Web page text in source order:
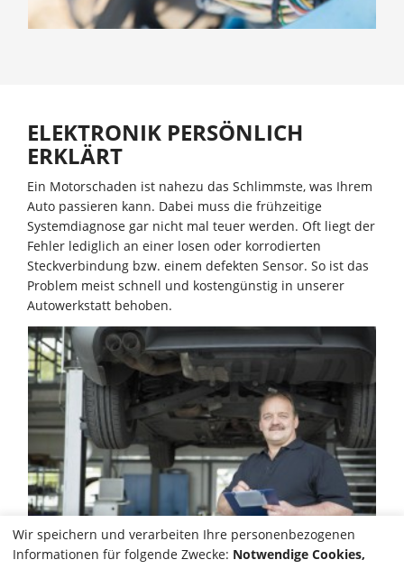
ELEKTRONIK PERSÖNLICH
ERKLÄRT
Ein Motorschaden ist nahezu das Schlimmste, was Ihrem
Auto passieren kann. Dabei muss die frühzeitige
Systemdiagnose gar nicht mal teuer werden. Oft liegt der
Fehler lediglich an einer losen oder korrodierten
Steckverbindung bzw. einem defekten Sensor. So ist das
Problem meist schnell und kostengünstig in unserer
Autowerkstatt behoben.
Wir speichern und verarbeiten Ihre personenbezogenen
Informationen für folgende Zwecke: Notwendige Cookies,